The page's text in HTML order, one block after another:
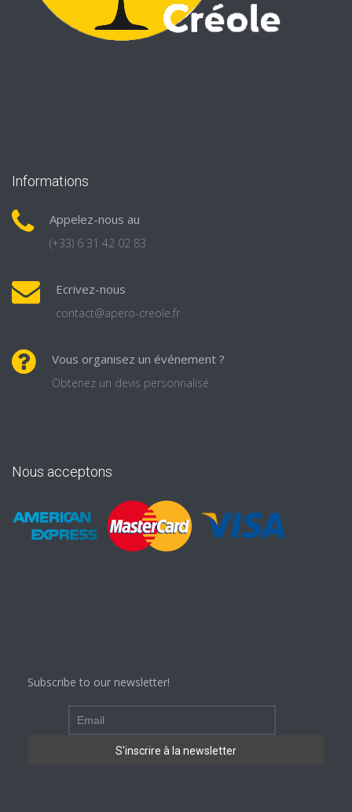
Informations
Appelez-nous au
(+33) 6 31 42 02 83
Ecrivez-nous
contact@apero-creole.fr
Vous organisez un événement ?
Obtenez un devis personnalisé
Nous acceptons
Subscribe to our newsletter!